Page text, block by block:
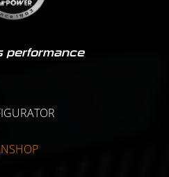
performance